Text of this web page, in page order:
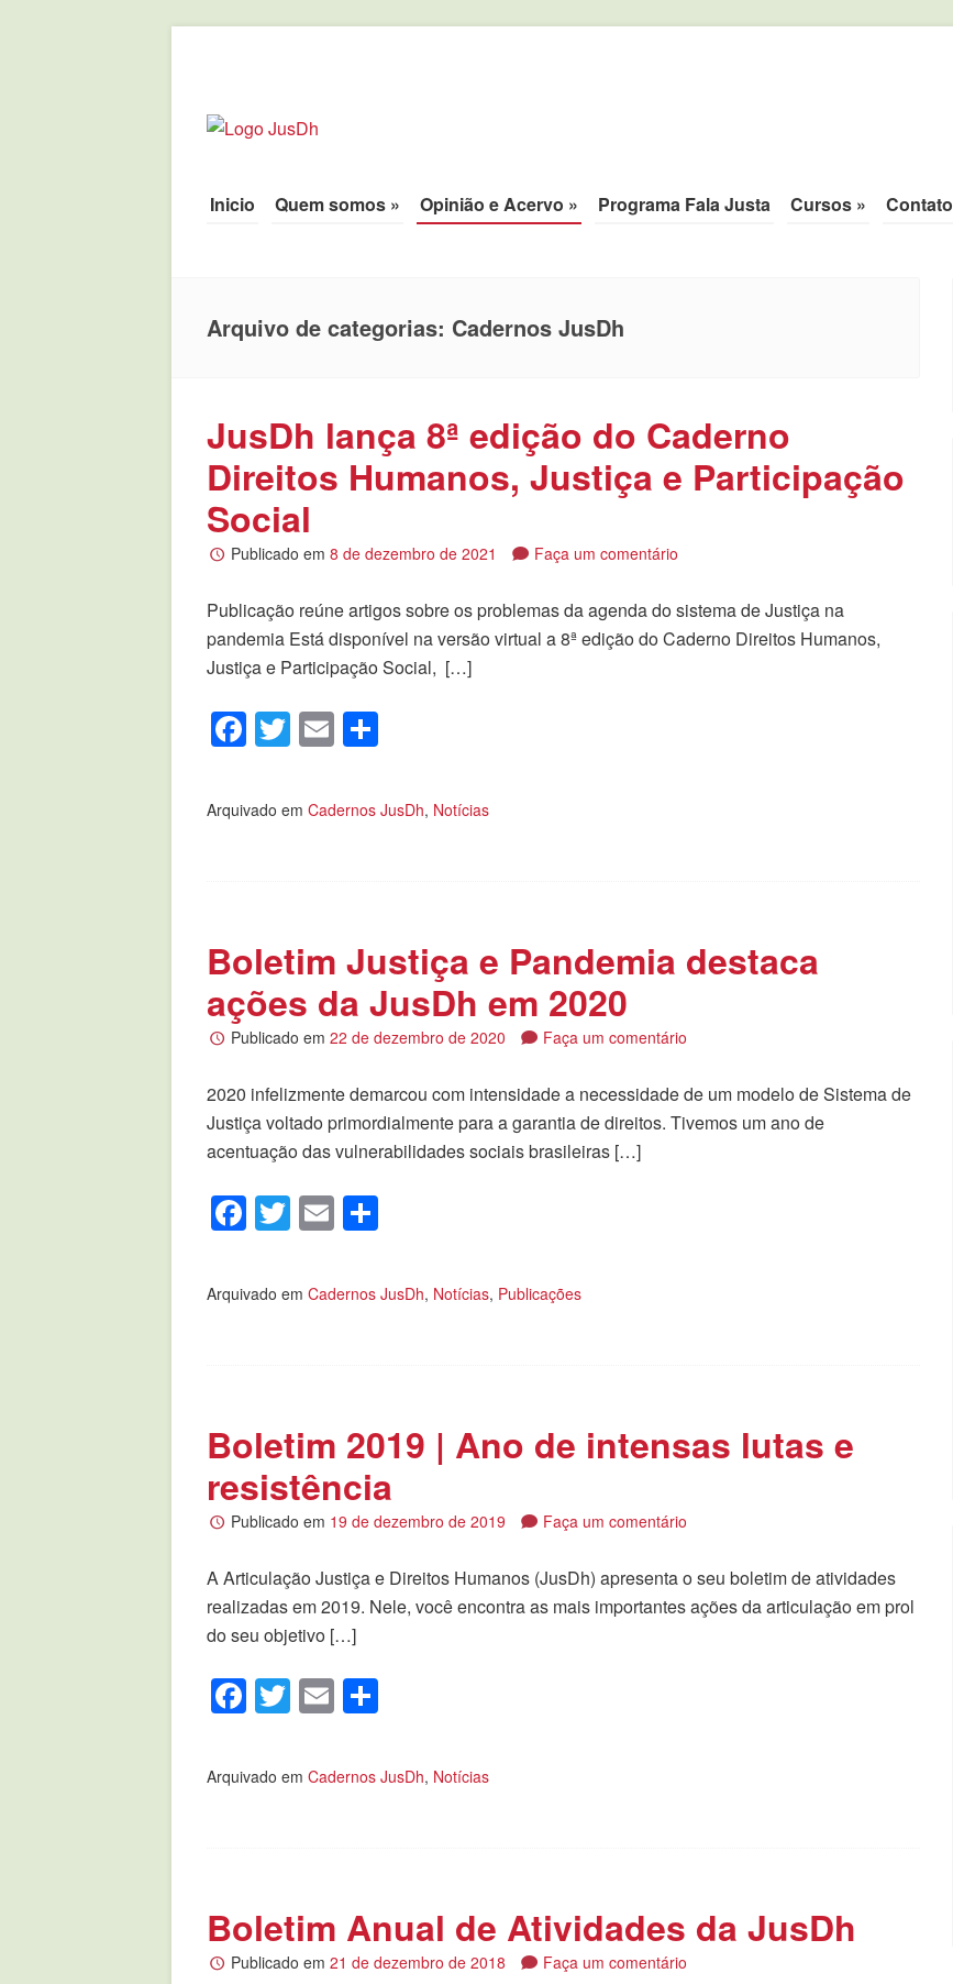
JusDh
Menu
Pule para o conteúdo
Inicio Quem somos » Opinião e Acervo » Programa Fala Justa Cursos » Contato
Arquivo de categorias: Cadernos JusDh
JusDh lança 8ª edição do Caderno
Direitos Humanos, Justiça e Participação
Social
Publicado em8 de dezembro de 2021 Faça um comentário
Publicação reúne artigos sobre os problemas da agenda do sistema de Justiça na
pandemia Está disponível na versão virtual a 8ª edição do Caderno Direitos Humanos,
Justiça e Participação Social, […]
Facebook
Twitter
Email
Arquivado em Cadernos JusDh, Notícias
Boletim Justiça e Pandemia destaca
ações da JusDh em 2020
Publicado em22 de dezembro de 2020 Faça um comentário
2020 infelizmente demarcou com intensidade a necessidade de um modelo de Sistema de
Justiça voltado primordialmente para a garantia de direitos. Tivemos um ano de
acentuação das vulnerabilidades sociais brasileiras […]
Facebook
Twitter
Email
Arquivado em Cadernos JusDh, Notícias, Publicações
Boletim 2019 | Ano de intensas lutas e
resistência
Publicado em 19 de dezembro de 2019 Faça um comentário
A Articulação Justiça e Direitos Humanos (JusDh) apresenta o seu boletim de atividades
realizadas em 2019. Nele, você encontra as mais importantes ações da articulação em prol
do seu objetivo […]
Facebook
Twitter
Email
Arquivado em Cadernos JusDh, Notícias
Boletim Anual de Atividades da JusDh
Publicado em21 de dezembro de 2018 Faça um comentário